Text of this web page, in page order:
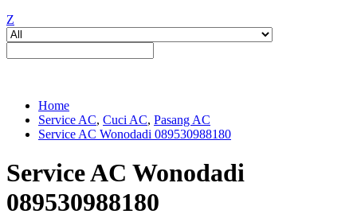
Z
Home
Service AC, Cuci AC, Pasang AC
Service AC Wonodadi 089530988180
Service AC Wonodadi
089530988180